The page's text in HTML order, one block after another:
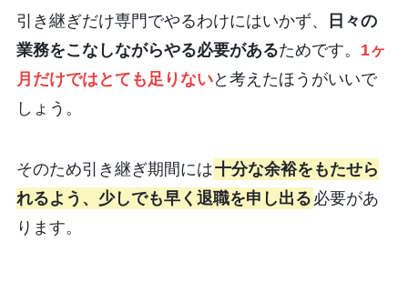
引き継ぎだけ専門でやるわけにはいかず、
日々の
業務をこなしながらやる必要があるためです。 1ヶ
月だけではとても足りないと考えたほうがいいで
しょう。
そのため引き継ぎ期間には十分な余裕をもたせら
れるよう、少しでも早く退職を申し出る 必要があ
ります。